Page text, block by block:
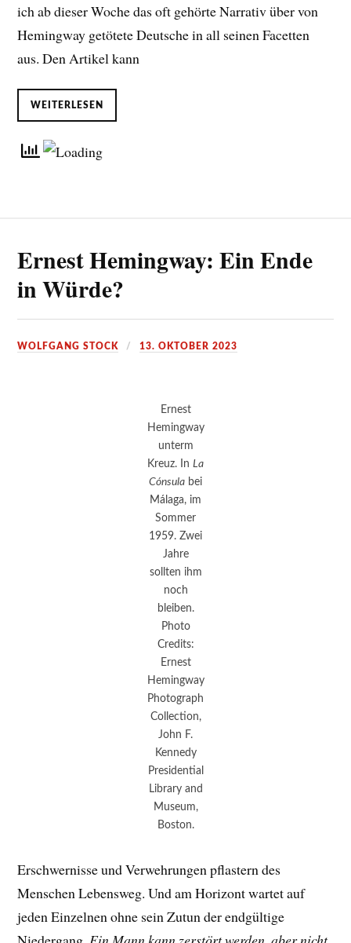
ich ab dieser Woche das oft gehörte Narrativ über von
Hemingway getötete Deutsche in all seinen Facetten
aus. Den Artikel kann
WEITERLESEN
Ernest Hemingway: Ein Ende
in Würde?
WOLFGANG STOCK 13. OKTOBER 2023
Ernest
Hemingway
unterm
Kreuz. In La
Cónsula bei
Málaga, im
Sommer
1959. Zwei
Jahre
sollten ihm
noch
bleiben.
Photo
Credits:
Ernest
Hemingway
Photograph
Collection,
John F.
Kennedy
Presidential
Library and
Museum,
Boston.
Erschwernisse und Verwehrungen pflastern des
Menschen Lebensweg. Und am Horizont wartet auf
jeden Einzelnen ohne sein Zutun der endgültige